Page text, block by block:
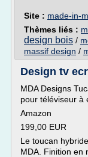
Site : made-in-
Thèmes liés :
design bois /
massif design /
Design tv
MDA Designs
pour téléviseur à
Amazon
199,00 EUR
Le toucan
MDA. Finition en